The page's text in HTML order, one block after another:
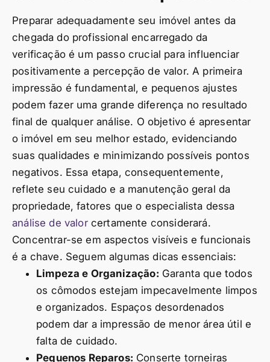
Preparar adequadamente seu imóvel antes da
chegada do profissional encarregado da
verificação é um passo crucial para influenciar
positivamente a percepção de valor. A primeira
impressão é fundamental, e pequenos ajustes
podem fazer uma grande diferença no resultado
final de qualquer análise. O objetivo é apresentar
o imóvel em seu melhor estado, evidenciando
suas qualidades e minimizando possíveis pontos
negativos. Essa etapa, consequentemente,
reflete seu cuidado e a manutenção geral da
propriedade, fatores que o especialista dessa
análise de valorcertamente considerará.
Concentrar-se em aspectos visíveis e funcionais
é a chave. Seguem algumas dicas essenciais:
Limpeza e Organização: Garanta que todos
os cômodos estejam impecavelmente limpos
e organizados. Espaços desordenados
podem dar a impressão de menor área útil e
falta de cuidado.
Pequenos Reparos: Conserte torneiras